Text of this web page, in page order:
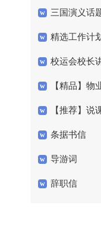
三国演义话
精选工作计
汇总7篇
校运会校长
篇 【精品】物
工作总结模板
【推荐】说
板7篇条据书信
导游词
辞职信